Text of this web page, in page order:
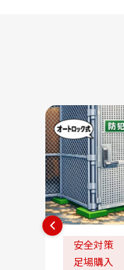
安全対策
足場購入